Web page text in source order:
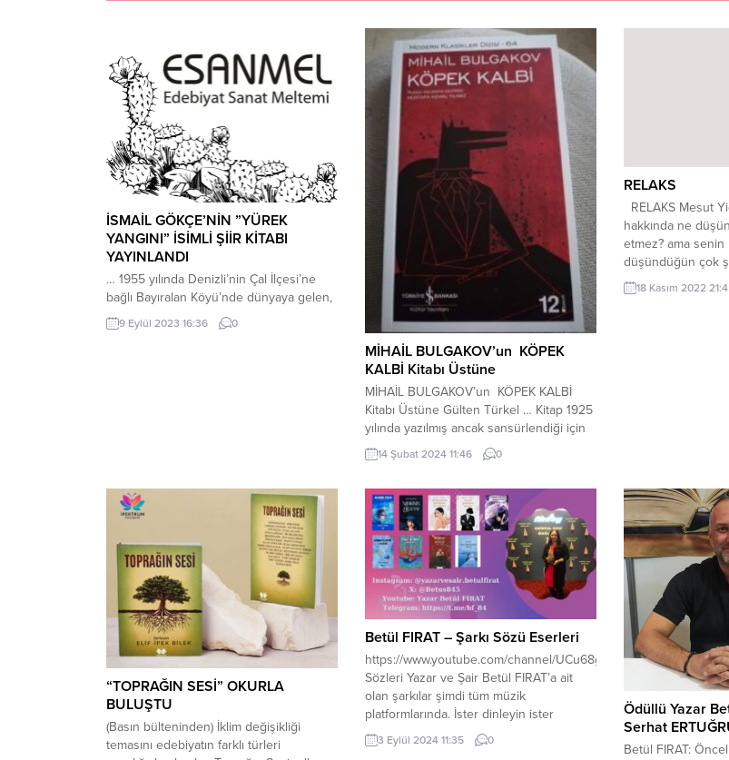
İSMAİL GÖKÇE’NİN ”YÜREK
YANGINI” İSİMLİ ŞİİR KİTABI
YAYINLANDI
… 1955 yılında Denizli’nin Çal İlçesi’ne
bağlı Bayıralan Köyü’nde dünyaya gelen,
ilkokulu köyünde. Ortaokulu İsabey
Kasabası’nda bitirdikten sonra Denizli
9 Eylül 2023 16:36 0
MİHAİL BULGAKOV’un KÖPEK
KALBİ Kitabı Üstüne
MİHAİL BULGAKOV’un KÖPEK KALBİ
Kitabı Üstüne Gülten Türkel … Kitap 1925
yılında yazılmış ancak sansürlendiği için
Rus Halkı tarafından uzun bir süre
okunamamış, Rusya ‘da basımı 1987
siyasi bir eleştiri yapmış. Bilindiği üzere
Çarlık Rusyasında halk aç, yoksul ve
sınıfsal farklılıklar içerisinde ezilmektedir.
Aidiyet...
14 Şubat 2024 11:46 0
RELAKS
RELAKS Mesut
hakkında ne
etmez? ama senin
düşündüğün çok
sevgiyle kucakla
hayat senin kendi
18 Kasım 2022
“TOPRAĞIN SESİ” OKURLA
BULUŞTU
(Basın bülteninden) İklim değişikliği
temasını edebiyatın farklı türleri
Betül FIRAT – Şarkı Sözü Eserleri
https://www.youtube.com/channel/
Sözleri Yazar ve Şair Betül FIRAT’a ait
olan şarkılar şimdi tüm müzik
platformlarında. İster dinleyin ister
paylaşımlarınıza ekleyin… Şarkılarla
beraberiz… @distrokid ile herkese
3 Eylül 2024 11:35 0
Ödüllü Yazar
Serhat
Betül FIRAT: